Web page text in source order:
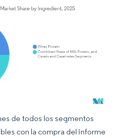
requiere atribución según CC BY 4.0.
de todos los segmentos
con la compra del informe